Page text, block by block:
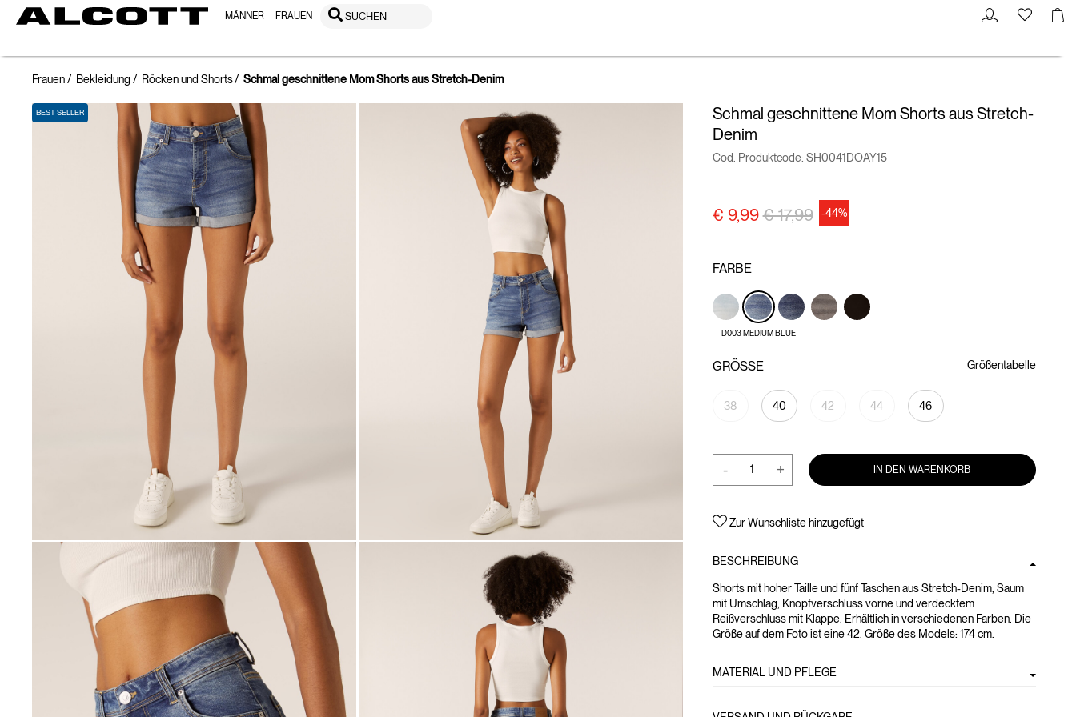
MÄNNER FRAUEN SUCHEN
Frauen Bekleidung Röcken und Shorts Schmal geschnittene Mom Shorts aus Stretch-Denim
BEST SELLER
Schmal geschnittene Mom Shorts aus Stretch-
Denim
Cod. Produktcode: SH0041DOAY15
€ 9,99Preisreduzierung von
€ 17,99auf
-44%
FARBE
D003 MEDIUM BLUE
GRÖSSE
38 40 42 44 46
Größentabelle
- + IN DEN WARENKORB
Zur Wunschliste hinzugefügt
BESCHREIBUNG
Shorts mit hoher Taille und fünf Taschen aus Stretch-Denim, Saum
mit Umschlag, Knopfverschluss vorne und verdecktem
Reißverschluss mit Klappe. Erhältlich in verschiedenen Farben. Die
Größe auf dem Foto ist eine 42. Größe des Models: 174 cm.
MATERIAL UND PFLEGE